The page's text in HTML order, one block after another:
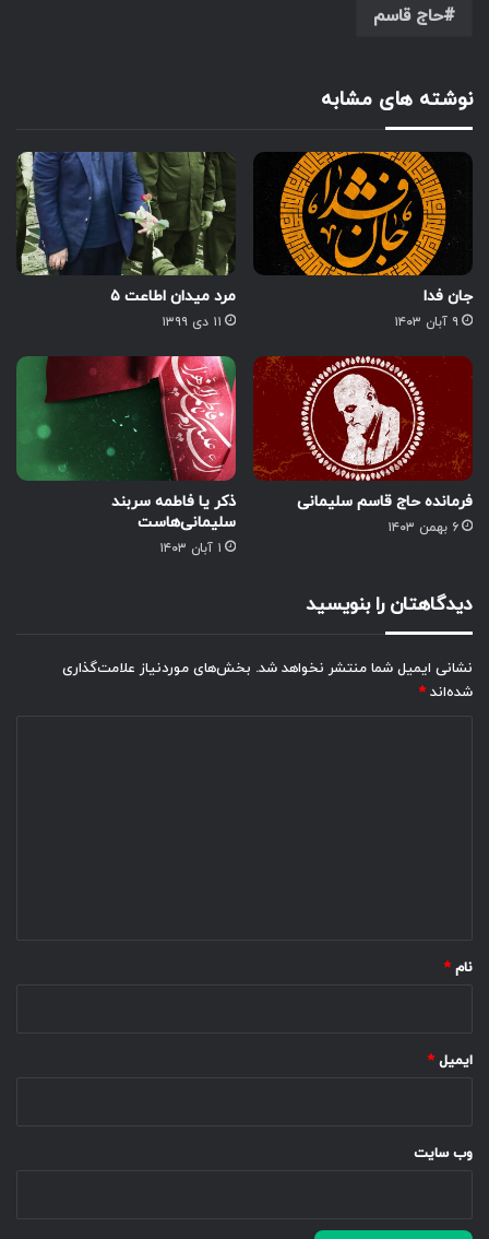
حاج قاسم
نوشته های مشابه
جان فدا
۹ آبان ۱۴۰۳
مرد میدان اطاعت ۵
۱۱ دی ۱۳۹۹
فرمانده حاج قاسم سلیمانی
۶ بهمن ۱۴۰۳
ذکر یا فاطمه سربند
سلیمانی‌هاست
۱ آبان ۱۴۰۳
دیدگاهتان را بنویسید
نشانی ایمیل شما منتشر نخواهد شد. بخش‌های موردنیاز علامت‌گذاری
شده‌اند *
نام *
ایمیل *
وب‌ سایت